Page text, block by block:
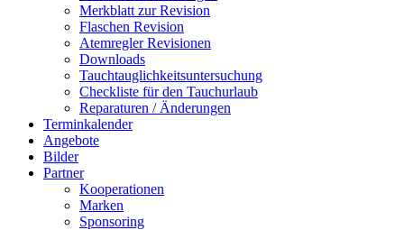
Merkblatt zur Revision
Flaschen Revision
Atemregler Revisionen
Downloads
Tauchtauglichkeitsuntersuchung
Checkliste für den Tauchurlaub
Reparaturen / Änderungen
Terminkalender
Angebote
Bilder
Partner
Kooperationen
Marken
Sponsoring